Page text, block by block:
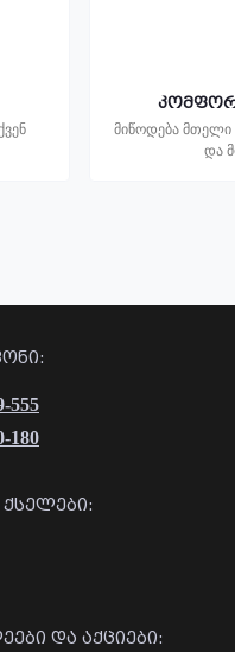
მიწოდება მთელი
და
555
180
ᲓᲐ ᲐᲥᲪᲘᲔᲑᲘ: